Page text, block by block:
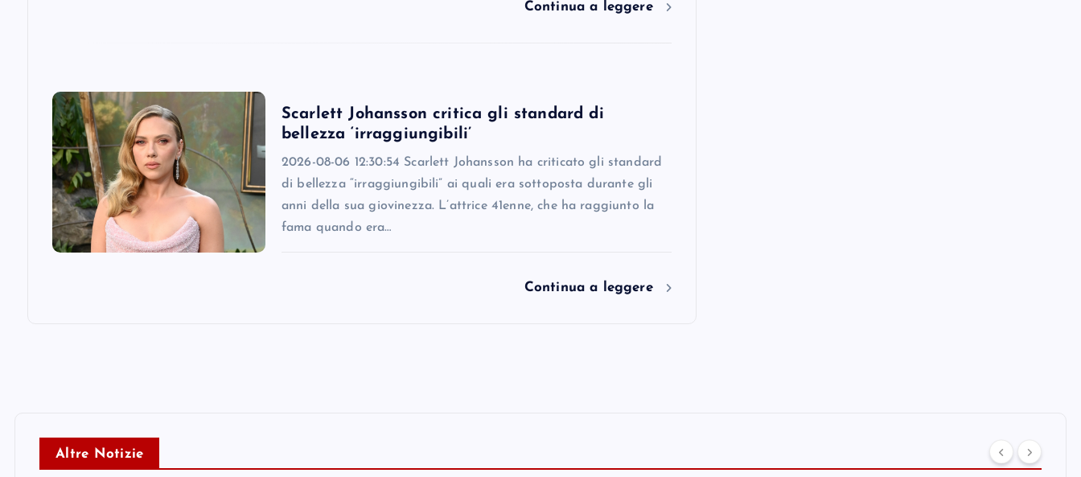
Continua a leggere
Scarlett Johansson critica gli standard di
bellezza ‘irraggiungibili’
2026-08-06 12:30:54 Scarlett Johansson ha criticato gli standard
di bellezza “irraggiungibili” ai quali era sottoposta durante gli
anni della sua giovinezza. L’attrice 41enne, che ha raggiunto la
fama quando era…
Continua a leggere
Altre Notizie